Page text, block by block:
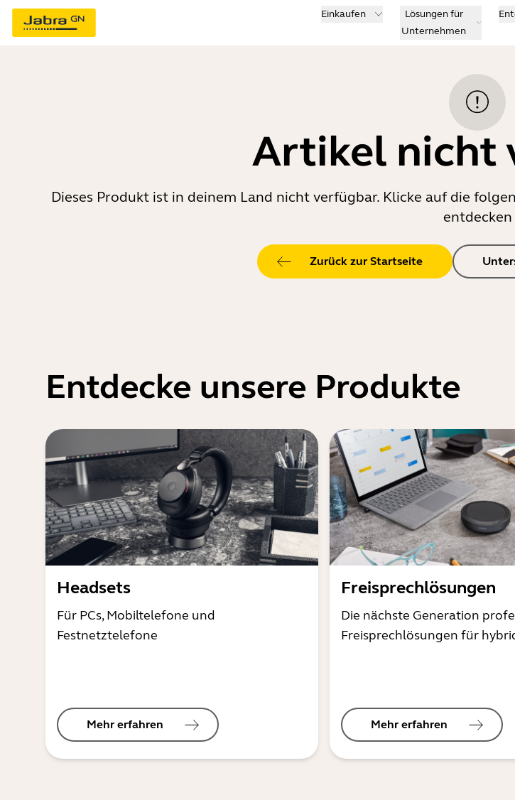
Einkaufen
Lösungen für
Unternehmen
Artikel nicht
Dieses Produkt ist in deinem Land nicht verfügbar. Klicke auf die
entdecken
Zurück zur Startseite
Entdecke unsere Produkte
Headsets
Für PCs, Mobiltelefone und
Festnetztelefone
Mehr erfahren
Freisprechlösungen
Die nächste Generation
Freisprechlösungen für
Mehr erfahren